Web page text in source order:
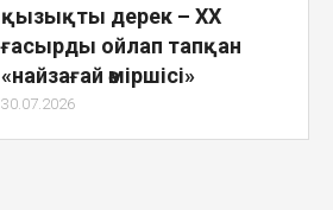
қызықты дерек – XX
ғасырды ойлап тапқан
«найзағай әміршісі»
30.07.2026